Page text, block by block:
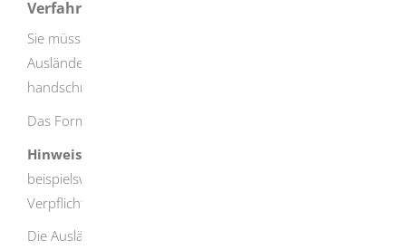
Verfahrensablauf
Sie müssen die Verpflichtungserklärung schriftlich bei der
Ausländerbehörde abgeben. Die Erklärung muss
handschriftlich unterschrieben sein.
Das Formular erhalten Sie bei der zuständigen Stelle.
Hinweis:
beispielsweise Firmen oder karitative Vereine können eine
Verpflichtungserklärung abgeben.
Die Ausländerbehörde prüft im Rahmen des Verfahrens